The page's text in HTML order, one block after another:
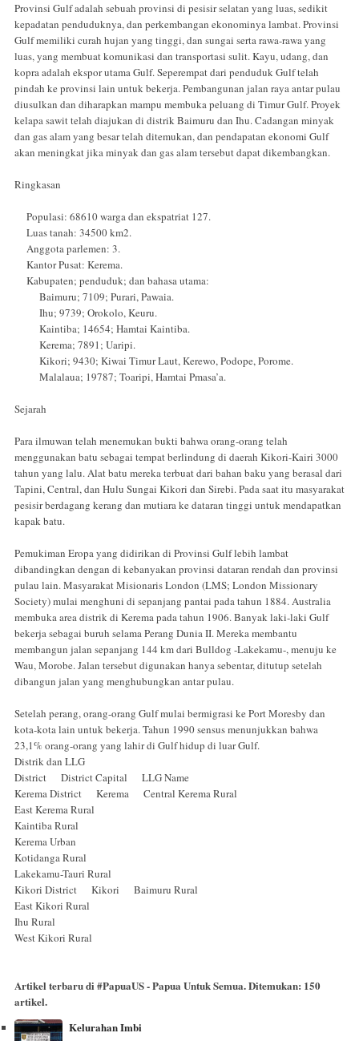
Provinsi Gulf adalah sebuah provinsi di pesisir selatan yang luas, sedikit
kepadatan penduduknya, dan perkembangan ekonominya lambat. Provinsi
Gulf memiliki curah hujan yang tinggi, dan sungai serta rawa-rawa yang
luas, yang membuat komunikasi dan transportasi sulit. Kayu, udang, dan
kopra adalah ekspor utama Gulf. Seperempat dari penduduk Gulf telah
pindah ke provinsi lain untuk bekerja. Pembangunan jalan raya antar pulau
diusulkan dan diharapkan mampu membuka peluang di Timur Gulf. Proyek
kelapa sawit telah diajukan di distrik Baimuru dan Ihu. Cadangan minyak
dan gas alam yang besar telah ditemukan, dan pendapatan ekonomi Gulf
akan meningkat jika minyak dan gas alam tersebut dapat dikembangkan.
Ringkasan
Populasi: 68610 warga dan ekspatriat 127.
Luas tanah: 34500 km2.
Anggota parlemen: 3.
Kantor Pusat: Kerema.
Kabupaten; penduduk; dan bahasa utama:
Baimuru; 7109; Purari, Pawaia.
Ihu; 9739; Orokolo, Keuru.
Kaintiba; 14654; Hamtai Kaintiba.
Kerema; 7891; Uaripi.
Kikori; 9430; Kiwai Timur Laut, Kerewo, Podope, Porome.
Malalaua; 19787; Toaripi, Hamtai Pmasa’a.
Sejarah
Para ilmuwan telah menemukan bukti bahwa orang-orang telah
menggunakan batu sebagai tempat berlindung di daerah Kikori-Kairi 3000
tahun yang lalu. Alat batu mereka terbuat dari bahan baku yang berasal dari
Tapini, Central, dan Hulu Sungai Kikori dan Sirebi. Pada saat itu masyarakat
pesisir berdagang kerang dan mutiara ke dataran tinggi untuk mendapatkan
kapak batu.
Pemukiman Eropa yang didirikan di Provinsi Gulf lebih lambat
dibandingkan dengan di kebanyakan provinsi dataran rendah dan provinsi
pulau lain. Masyarakat Misionaris London (LMS; London Missionary
Society) mulai menghuni di sepanjang pantai pada tahun 1884. Australia
membuka area distrik di Kerema pada tahun 1906. Banyak laki-laki Gulf
bekerja sebagai buruh selama Perang Dunia II. Mereka membantu
membangun jalan sepanjang 144 km dari Bulldog -Lakekamu-, menuju ke
Wau, Morobe. Jalan tersebut digunakan hanya sebentar, ditutup setelah
dibangun jalan yang menghubungkan antar pulau.
Setelah perang, orang-orang Gulf mulai bermigrasi ke Port Moresby dan
kota-kota lain untuk bekerja. Tahun 1990 sensus menunjukkan bahwa
23,1% orang-orang yang lahir di Gulf hidup di luar Gulf.
Distrik dan LLG
District District Capital LLG Name
Kerema District Kerema Central Kerema Rural
East Kerema Rural
Kaintiba Rural
Kerema Urban
Kotidanga Rural
Lakekamu-Tauri Rural
Kikori District Kikori Baimuru Rural
East Kikori Rural
Ihu Rural
West Kikori Rural
Artikel terbaru di #PapuaUS - Papua Untuk Semua. Ditemukan: 150
artikel.
Kelurahan Imbi